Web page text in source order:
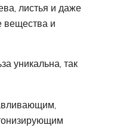
листья и даже
вещества и
уникальна, так